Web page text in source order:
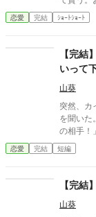
るんだ。
前もそのつもりでい
して寄
無い様
恋愛 完結 ｼｮｰﾄｼｮｰﾄ
【完結
いって
山葵
突然、カ
を聞いた。 「俺は真実の愛に目覚めたのだ。マリアこそ俺
の相手！」 そうですか…。 私は離婚届にサインをする。
直ぐに役所に
確認してから 「私とアスベスが旅行に行ってい
恋愛 完結 短編
【完結
山葵